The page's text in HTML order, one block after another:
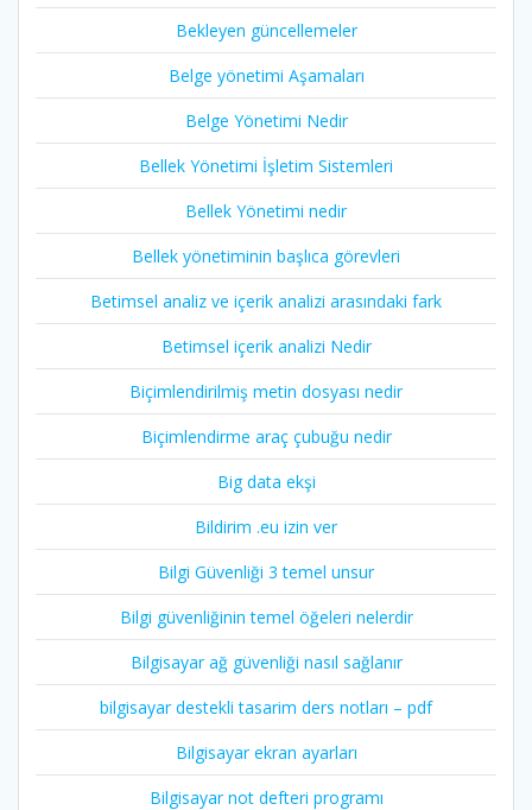
Bekleyen güncellemeler
Belge yönetimi Aşamaları
Belge Yönetimi Nedir
Bellek Yönetimi İşletim Sistemleri
Bellek Yönetimi nedir
Bellek yönetiminin başlıca görevleri
Betimsel analiz ve içerik analizi arasındaki fark
Betimsel içerik analizi Nedir
Biçimlendirilmiş metin dosyası nedir
Biçimlendirme araç çubuğu nedir
Big data ekşi
Bildirim .eu izin ver
Bilgi Güvenliği 3 temel unsur
Bilgi güvenliğinin temel öğeleri nelerdir
Bilgisayar ağ güvenliği nasıl sağlanır
bilgisayar destekli tasarim ders notları – pdf
Bilgisayar ekran ayarları
Bilgisayar not defteri programı